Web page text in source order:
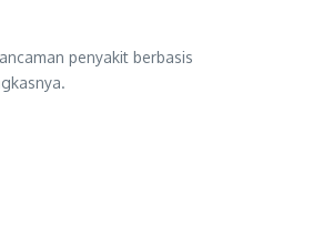
penyakit berbasis